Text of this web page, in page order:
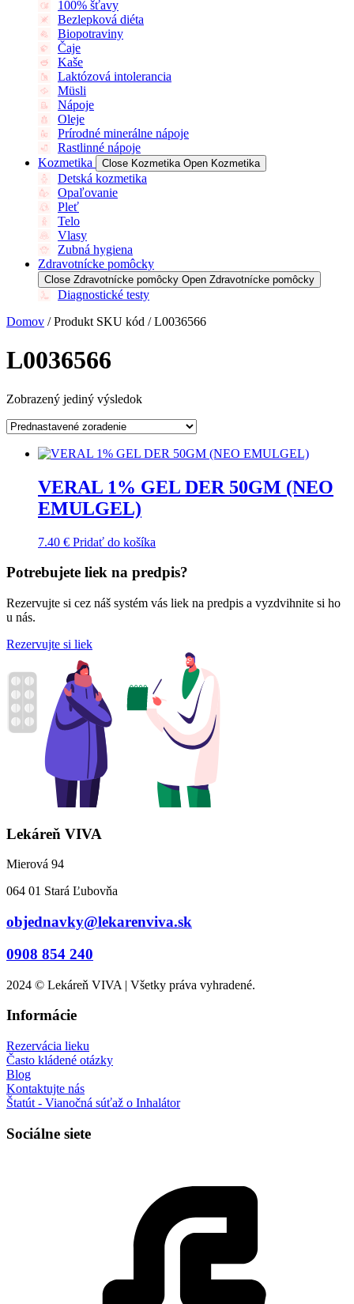
100% šťavy
Bezlepková diéta
Biopotraviny
Čaje
Kaše
Laktózová intolerancia
Müsli
Nápoje
Oleje
Prírodné minerálne nápoje
Rastlinné nápoje
Kozmetika
Close Kozmetika Open Kozmetika
Detská kozmetika
Opaľovanie
Pleť
Telo
Vlasy
Zubná hygiena
Zdravotnícke pomôcky
Close Zdravotnícke pomôcky Open Zdravotnícke pomôcky
Diagnostické testy
Domov / Produkt SKU kód / L0036566
L0036566
Zobrazený jediný výsledok
VERAL 1% GEL DER 50GM (NEO
EMULGEL)
7.40 € Pridať do košíka
Potrebujete liek na predpis?
Rezervujte si cez náš systém vás liek na predpis a vyzdvihnite si ho
u nás.
Rezervujte si liek
Lekáreň VIVA
Mierová 94
064 01 Stará Ľubovňa
objednavky@lekarenviva.sk
0908 854 240
2024 © Lekáreň VIVA | Všetky práva vyhradené.
Informácie
Rezervácia lieku
Často kládené otázky
Blog
Kontaktujte nás
Štatút - Vianočná súťaž o Inhalátor
Sociálne siete